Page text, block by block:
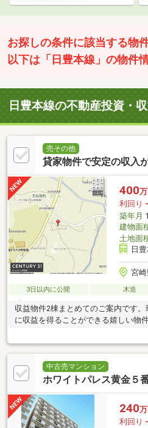
お探しの条件に該当する物
以下は「日豊本線」の物件
日豊本線の不動産投資・
売その他
貸家物件で安定の収入
400
利回り -
築年月
建物面
土地面
日
宮
3日以内に公開 木造
収益物件2棟まとめてのご案内です
に収益を得ることができる嬉しい物件
中古売マンション
ホワイトパレス黄金５
240
利回り -